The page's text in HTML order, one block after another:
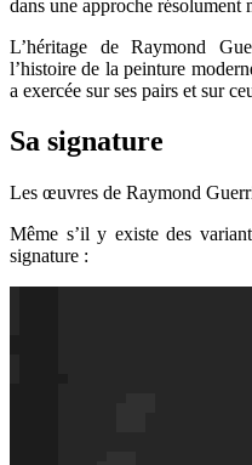
dans une approche résolument
L’héritage de Raymond
l’histoire de la peinture
a exercée sur ses pairs et sur
Sa signature
Les œuvres de Raymond
Même s’il y existe des
signature :